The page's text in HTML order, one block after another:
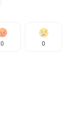
0 0